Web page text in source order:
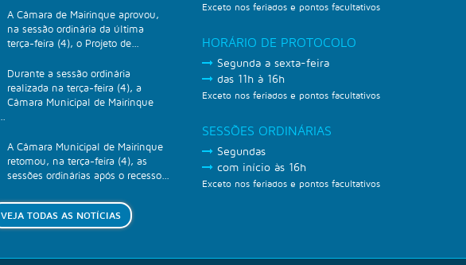
A Câmara de Mairinque aprovou,
na sessão ordinária da última
terça-feira (4), o Projeto de...
Durante a sessão ordinária
realizada na terça-feira (4), a
Câmara Municipal de Mairinque
A Câmara Municipal de Mairinque
retomou, na terça-feira (4), as
sessões ordinárias após o recesso...
VEJA TODAS AS NOTÍCIAS
Exceto nos feriados e pontos facultativos
HORÁRIO DE PROTOCOLO
Segunda a sexta-feira
das 11h à 16h
Exceto nos feriados e pontos facultativos
SESSÕES ORDINÁRIAS
Segundas
com início às 16h
Exceto nos feriados e pontos facultativos